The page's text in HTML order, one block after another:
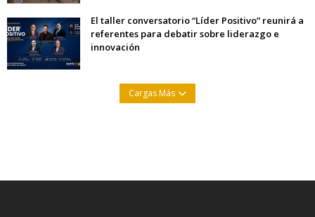
El taller conversatorio “Líder Positivo” reunirá a
referentes para debatir sobre liderazgo e
innovación
Cargas Más